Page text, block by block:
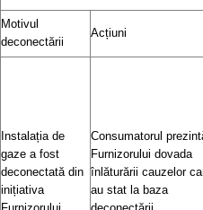
Motivul
deconectării
Acțiuni
Instalația de
gaze a fost
deconectată din
inițiativa
Consumatorul
Furnizorului dovada
înlăturării cauzelor
au stat la baza